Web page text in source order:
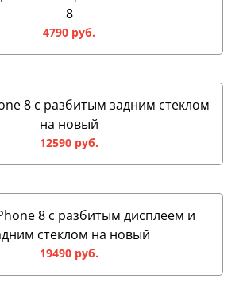
8
4790 руб.
8 с разбитым задним стеклом
на новый
12590 руб.
8 с разбитым дисплеем и
стеклом на новый
19490 руб.